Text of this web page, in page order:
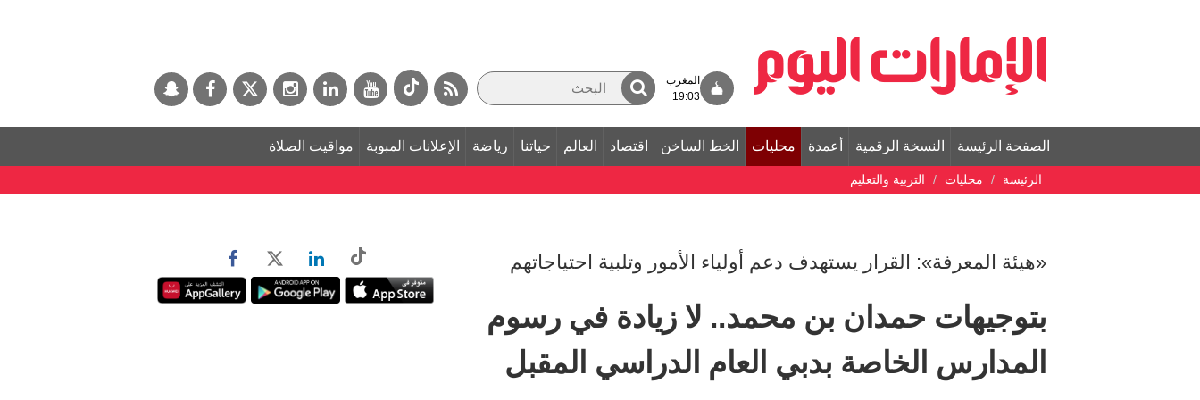
المغرب
19:03
الصفحة الرئيسة النسخة الرقمية أعمدة محليات الخط الساخن اقتصاد العالم حياتنا رياضة الإعلانات المبوبة مواقيت الصلاة
الرئيسة محليات التربية والتعليم
«هيئة المعرفة»: القرار يستهدف دعم أولياء الأمور وتلبية احتياجاتهم
بتوجيهات حمدان بن محمد.. لا زيادة في رسوم
المدارس الخاصة بدبي العام الدراسي المقبل